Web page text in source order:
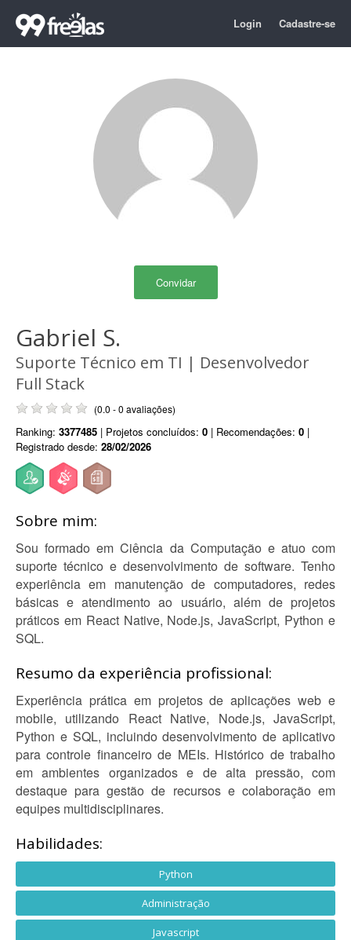
Login Cadastre-se
Convidar
Gabriel S.
Suporte Técnico em TI | Desenvolvedor
Full Stack
(0.0 - 0 avaliações)
Ranking: 3377485 | Projetos concluídos: 0 | Recomendações: 0 |
Registrado desde: 28/02/2026
Sobre mim:
Sou formado em Ciência da Computação e atuo com
suporte técnico e desenvolvimento de software. Tenho
experiência em manutenção de computadores, redes
básicas e atendimento ao usuário, além de projetos
práticos em React Native, Node.js, JavaScript, Python e
SQL.
Resumo da experiência profissional:
Experiência prática em projetos de aplicações web e
mobile, utilizando React Native, Node.js, JavaScript,
Python e SQL, incluindo desenvolvimento de aplicativo
para controle financeiro de MEIs. Histórico de trabalho
em ambientes organizados e de alta pressão, com
destaque para gestão de recursos e colaboração em
equipes multidisciplinares.
Habilidades:
Python
Administração
Javascript